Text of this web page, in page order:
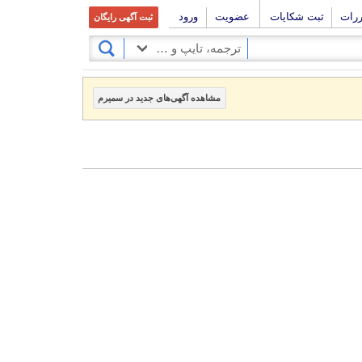
ثبت شکایات عضویت ورود ثبت آگهی رایگان
ترجمه، تایپ و صحافی
مشاهده آگهی‌های جدید در سمیرم